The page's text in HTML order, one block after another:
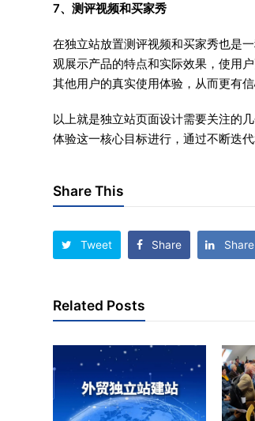
7、测评视频和买家秀
在独立站放置测评视频和买家秀也是
观展示产品的特点和实际效果，使用
其他用户的真实使用体验，从而更有信
以上就是独立站页面设计需要关注的
体验这一核心目标进行，通过不断迭
Share This
Tweet Share Share
Related Posts